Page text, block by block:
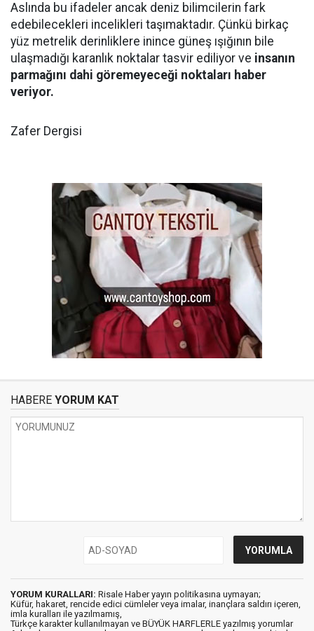
Aslında bu ifadeler ancak deniz bilimcilerin fark
edebilecekleri incelikleri taşımaktadır. Çünkü birkaç
yüz metrelik derinliklere inince güneş ışığının bile
ulaşmadığı karanlık noktalar tasvir ediliyor ve insanın
parmağını dahi göremeyeceği noktaları haber
veriyor.
Zafer Dergisi
HABERE YORUM KAT
YORUM KURALLARI: Risale Haber yayın politikasına uymayan;
Küfür, hakaret, rencide edici cümleler veya imalar, inançlara saldırı içeren,
imla kuralları ile yazılmamış,
Türkçe karakter kullanılmayan ve BÜYÜK HARFLERLE yazılmış yorumlar